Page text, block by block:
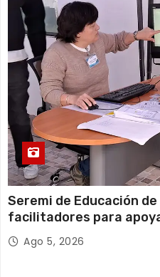
Seremi de Educación
facilitadores para
Escolar 2027
Ago 5, 2026